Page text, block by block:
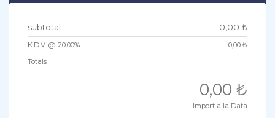
subtotal 0,00 ₺
K.D.V. @ 20.00%
0,00 ₺
Totals
0,00 ₺
Import a la Data